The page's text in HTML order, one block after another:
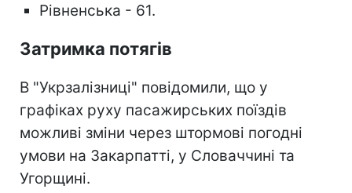
Рівненська - 61.
Затримка потягів
В "Укрзалізниці" повідомили, що у
графіках руху пасажирських поїздів
можливі зміни через штормові погодні
умови на Закарпатті, у Словаччині та
Угорщині.